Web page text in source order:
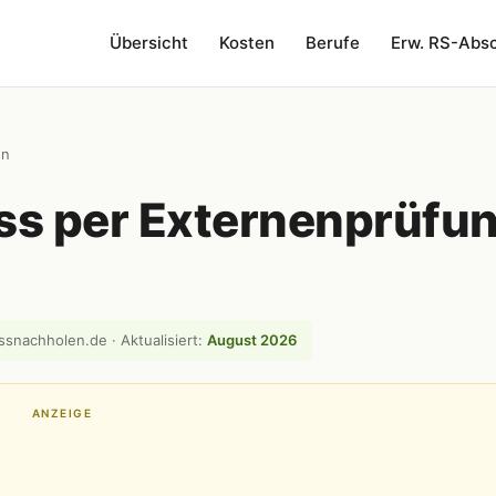
Übersicht Kosten Berufe Erw. RS-
per
· Aktualisiert: August 2026
ANZEIGE